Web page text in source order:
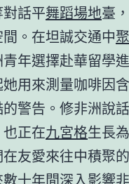
話平舞蹈場地臺
。在坦誠交通中
年選擇赴華留學
用來測量咖啡因
警告。修非洲說
正在九宮格生長
友愛來往中積聚
十年間深入影響